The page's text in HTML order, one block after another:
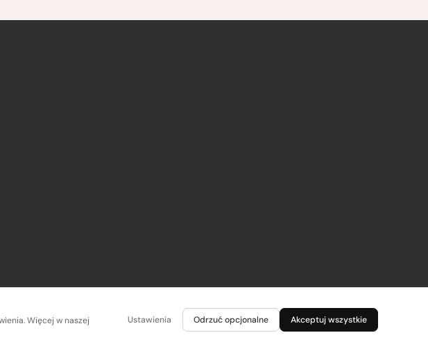
Więcej w naszej
Ustawienia Odrzuć opcjonalne Akceptuj wszystkie